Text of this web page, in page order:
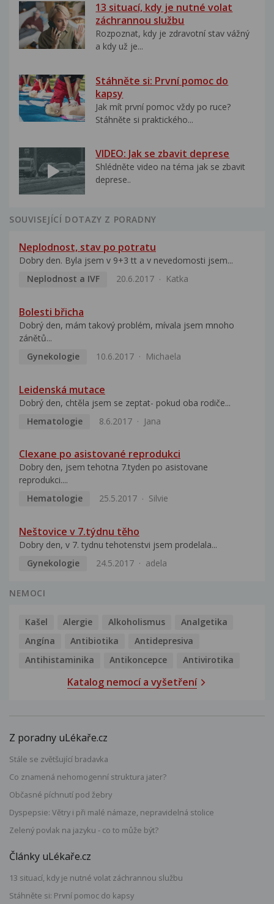
13 situací, kdy je nutné volat
záchrannou službu
Rozpoznat, kdy je zdravotní stav vážný
a kdy už je...
Stáhněte si: První pomoc do
kapsy
Jak mít první pomoc vždy po ruce?
Stáhněte si praktického...
VIDEO: Jak se zbavit deprese
Shlédněte video na téma jak se zbavit
deprese..
SOUVISEJÍCÍ DOTAZY Z PORADNY
Neplodnost, stav po potratu
Dobry den. Byla jsem v 9+3 tt a v nevedomosti jsem...
Neplodnost a IVF
20.6.2017 Katka
Bolesti břicha
Dobrý den, mám takový problém, mívala jsem mnoho
zánětů...
Gynekologie
10.6.2017 Michaela
Leidenská mutace
Dobrý den, chtěla jsem se zeptat- pokud oba rodiče...
Hematologie
8.6.2017 Jana
Clexane po asistované reprodukci
Dobry den, jsem tehotna 7.tyden po asistovane
reprodukci....
Hematologie
25.5.2017 Silvie
Neštovice v 7.týdnu těho
Dobry den, v 7. tydnu tehotenstvi jsem prodelala...
Gynekologie
24.5.2017 adela
NEMOCI
Kašel Alergie Alkoholismus
Analgetika
Angína
Antibiotika
Antidepresiva
Antihistaminika
Antikoncepce Antivirotika
Katalog nemocí a vyšetření
Z poradny uLékaře.cz
Stále se zvětšující bradavka
Co znamená nehomogenní struktura jater?
Občasné píchnutí pod žebry
Dyspepsie: Větry i při malé námaze, nepravidelná stolice
Zelený povlak na jazyku - co to může být?
Články uLékaře.cz
13 situací, kdy je nutné volat záchrannou službu
Stáhněte si: První pomoc do kapsy